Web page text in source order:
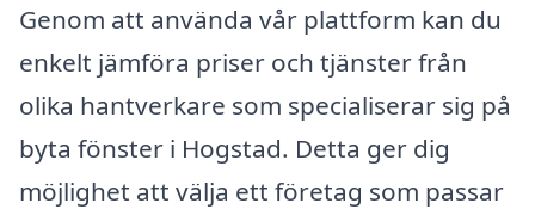
Genom att använda vår plattform kan du
enkelt jämföra priser och tjänster från
olika hantverkare som specialiserar sig på
byta fönster i Hogstad. Detta ger dig
möjlighet att välja ett företag som passar